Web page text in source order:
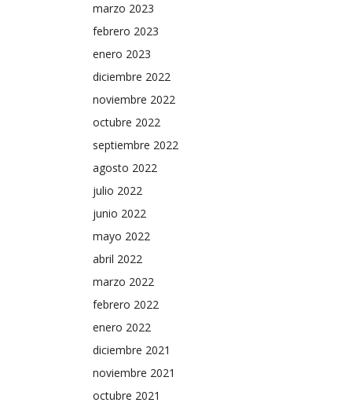
marzo 2023
febrero 2023
enero 2023
diciembre 2022
noviembre 2022
octubre 2022
septiembre 2022
agosto 2022
julio 2022
junio 2022
mayo 2022
abril 2022
marzo 2022
febrero 2022
enero 2022
diciembre 2021
noviembre 2021
octubre 2021